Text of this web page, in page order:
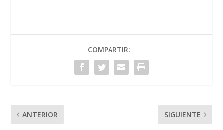
COMPARTIR:
ANTERIOR SIGUIENTE